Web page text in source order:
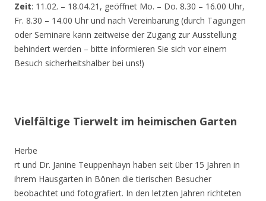
Zeit: 11.02. – 18.04.21, geöffnet Mo. – Do. 8.30 – 16.00 Uhr,
Fr. 8.30 – 14.00 Uhr und nach Vereinbarung (durch Tagungen
oder Seminare kann zeitweise der Zugang zur Ausstellung
behindert werden – bitte informieren Sie sich vor einem
Besuch sicherheitshalber bei uns!)
Vielfältige Tierwelt im heimischen Garten
Herbe
rt und Dr. Janine Teuppenhayn haben seit über 15 Jahren in
ihrem Hausgarten in Bönen die tierischen Besucher
beobachtet und fotografiert. In den letzten Jahren richteten